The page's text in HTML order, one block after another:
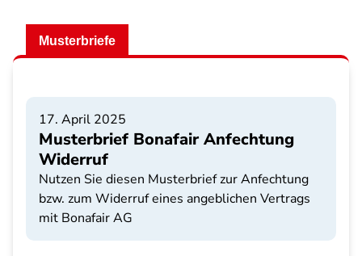
Musterbriefe
17. April 2025
Musterbrief Bonafair Anfechtung
Widerruf
Nutzen Sie diesen Musterbrief zur Anfechtung
bzw. zum Widerruf eines angeblichen Vertrags
mit Bonafair AG